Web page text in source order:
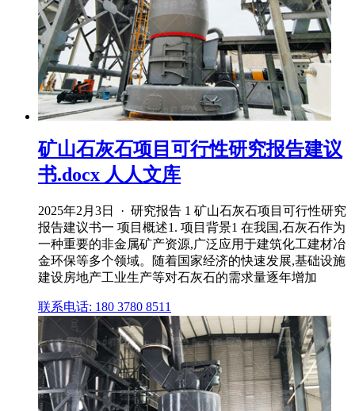
矿山石灰石项目可行性研究报告建议
书.docx 人人文库
2025年2月3日 · 研究报告 1 矿山石灰石项目可行性研究
报告建议书一 项目概述1. 项目背景1 在我国,石灰石作为
一种重要的非金属矿产资源,广泛应用于建筑化工建材冶
金环保等多个领域。随着国家经济的快速发展,基础设施
建设房地产工业生产等对石灰石的需求量逐年增加
联系电话: 180 3780 8511